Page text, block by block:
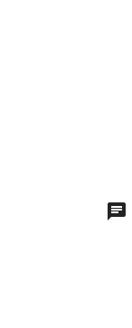
chat